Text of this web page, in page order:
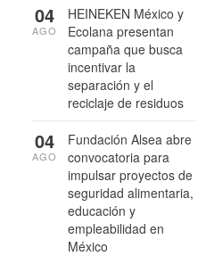
HEINEKEN México y
Ecolana presentan
campaña que busca
incentivar la
separación y el
reciclaje de residuos
04
AGO
Fundación Alsea abre
convocatoria para
impulsar proyectos de
seguridad alimentaria,
educación y
empleabilidad en
México
04
AGO